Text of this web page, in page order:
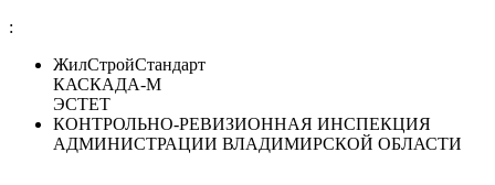
:
ЖилСтройСтандарт
КАСКАДА-М
ЭСТЕТ
КОНТРОЛЬНО-РЕВИЗИОННАЯ ИНСПЕКЦИЯ
АДМИНИСТРАЦИИ ВЛАДИМИРСКОЙ ОБЛАСТИ